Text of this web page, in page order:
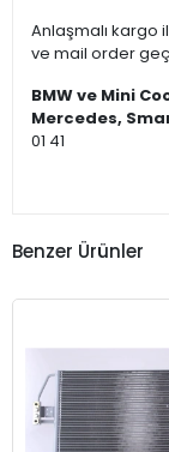
Anlaşmalı kargo
ve mail order
BMW ve Mini
Mercedes,
01 41
Benzer Ürünler